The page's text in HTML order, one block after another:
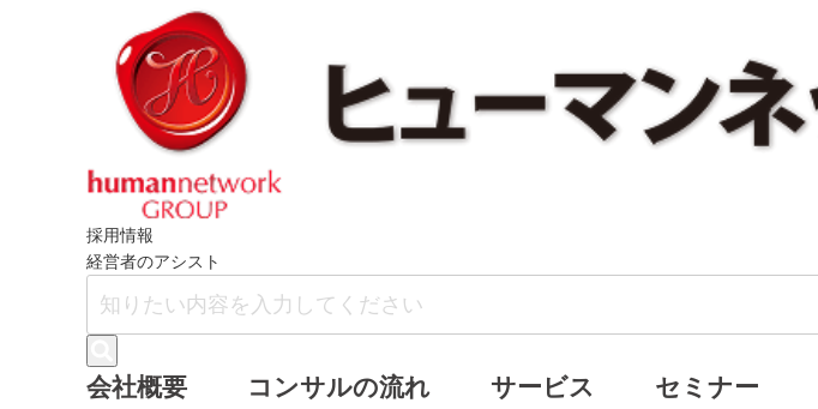
採用情報
経営者のアシスト
会社概要 コンサルの流れ サービス セミナー